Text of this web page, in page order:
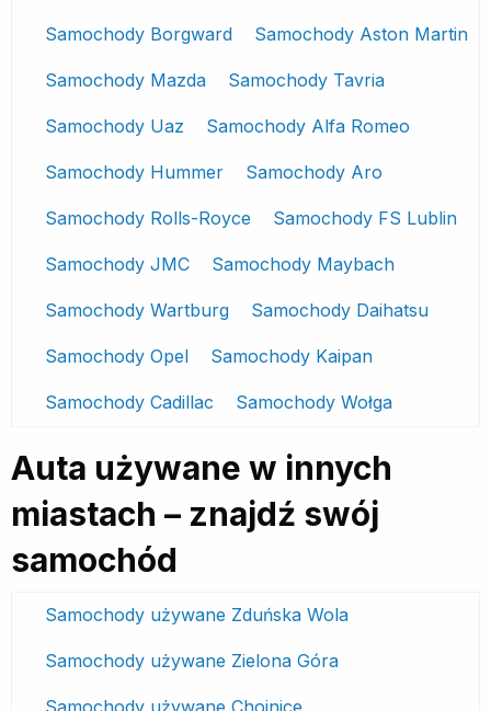
Samochody Borgward Samochody Aston Martin
Samochody Mazda Samochody Tavria
Samochody Uaz Samochody Alfa Romeo
Samochody Hummer Samochody Aro
Samochody Rolls-Royce Samochody FS Lublin
Samochody JMC Samochody Maybach
Samochody Wartburg Samochody Daihatsu
Samochody Opel Samochody Kaipan
Samochody Cadillac Samochody Wołga
Auta używane w innych
miastach – znajdź swój
samochód
Samochody używane Zduńska Wola
Samochody używane Zielona Góra
Samochody używane Chojnice